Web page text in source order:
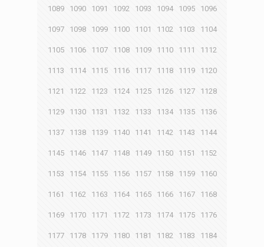
1089 1090 1091 1092 1093 1094 1095 1096
1097 1098 1099 1100 1101 1102 1103 1104
1105 1106 1107 1108 1109 1110 1111 1112
1113 1114 1115 1116 1117 1118 1119 1120
1121 1122 1123 1124 1125 1126 1127 1128
1129 1130 1131 1132 1133 1134 1135 1136
1137 1138 1139 1140 1141 1142 1143 1144
1145 1146 1147 1148 1149 1150 1151 1152
1153 1154 1155 1156 1157 1158 1159 1160
1161 1162 1163 1164 1165 1166 1167 1168
1169 1170 1171 1172 1173 1174 1175 1176
1177 1178 1179 1180 1181 1182 1183 1184